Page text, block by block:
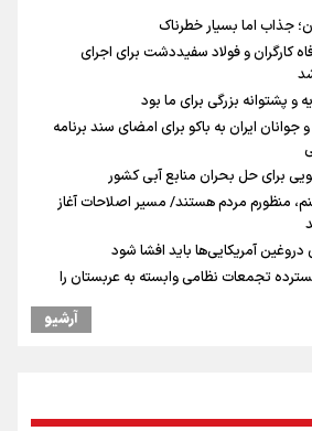
جذاب اما بسیار خطرناک
کارگران و فولاد سفیددشت برای اجرای
و پشتوانه بزرگی برای ما بود
جوانان ایران به باکو برای امضای سند برنامه
برای حل بحران منابع آبی کشور
منظورم مردم هستند/ مسیر اصلاحات آغاز
دروغین آمریکایی‌ها باید افشا شود
تجمعات نظامی وابسته به عربستان را
استاندار خوزستان: دو میلیون و ۱۷۰ هزار تردد در مرزهای شلمچه و چذابه
جهان انجام شد/ فرصت طلایی برای اقتصاد
آرشیو